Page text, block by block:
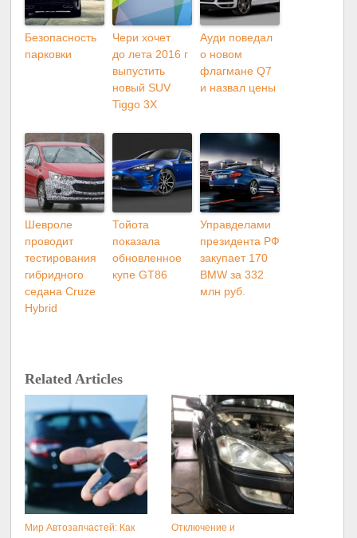
Безопасность
парковки
Чери хочет
до лета 2016 г
выпустить
новый SUV
Tiggo 3X
Ауди поведал
о новом
флагмане Q7
и назвал цены
Шевроле
проводит
тестирования
гибридного
седана Cruze
Hybrid
Тойота
показала
обновленное
купе GT86
Управделами
президента РФ
закупает 170
BMW за 332
млн руб.
Related Articles
Мир Автозапчастей: Как Отключение и